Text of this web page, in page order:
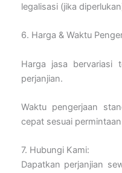
legalisasi (jika
6. Harga & Waktu
Harga jasa bervariasi
perjanjian.
Waktu pengerjaan
cepat sesuai
7. Hubungi Kami:
Dapatkan perjanjian